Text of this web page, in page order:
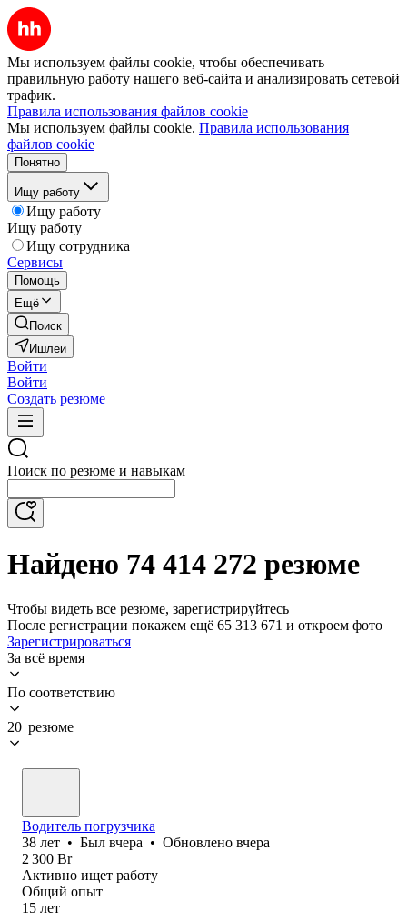
Мы используем файлы cookie, чтобы обеспечивать
правильную работу нашего веб-сайта и анализировать сетевой
трафик.
Правила использования файлов cookie
Мы используем файлы cookie. Правила использования
файлов cookie
Понятно
Ищу работу
Ищу работу
Ищу работу
Ищу сотрудника
Сервисы
Помощь
Ещё
Поиск
Ишлеи
Войти
Войти
Создать резюме
Поиск по резюме и навыкам
Найдено 74 414 272 резюме
Чтобы видеть все резюме, зарегистрируйтесь
После регистрации покажем ещё 65 313 671 и откроем фото
Зарегистрироваться
За всё время
По соответствию
20 резюме
Водитель погрузчика
38 лет • Был вчера • Обновлено вчера
2 300 Br
Активно ищет работу
Общий опыт
15 лет